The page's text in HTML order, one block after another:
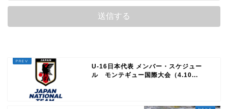
U-16日本代表 メンバー・スケジュー
ル モンテギュー国際大会（4.10...